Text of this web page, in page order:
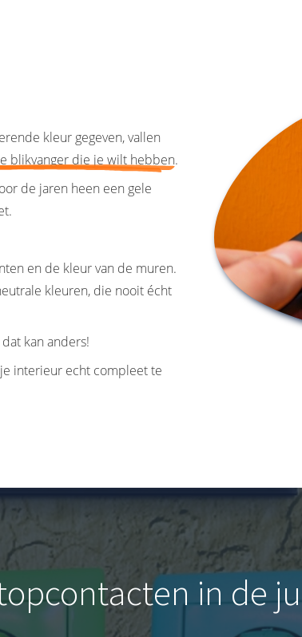
kleur gegeven, vallen
blikvanger die je wilt hebben.
de jaren heen een gele
en de kleur van de muren.
kleuren, die nooit écht
kan anders!
interieur echt compleet te
in de